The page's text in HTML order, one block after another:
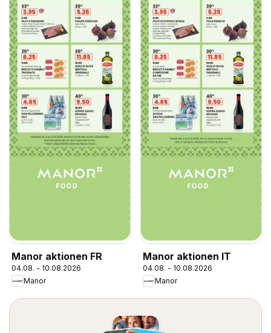
Manor aktionen FR
04.08. - 10.08.2026
Manor
Manor aktionen IT
04.08. - 10.08.2026
Manor